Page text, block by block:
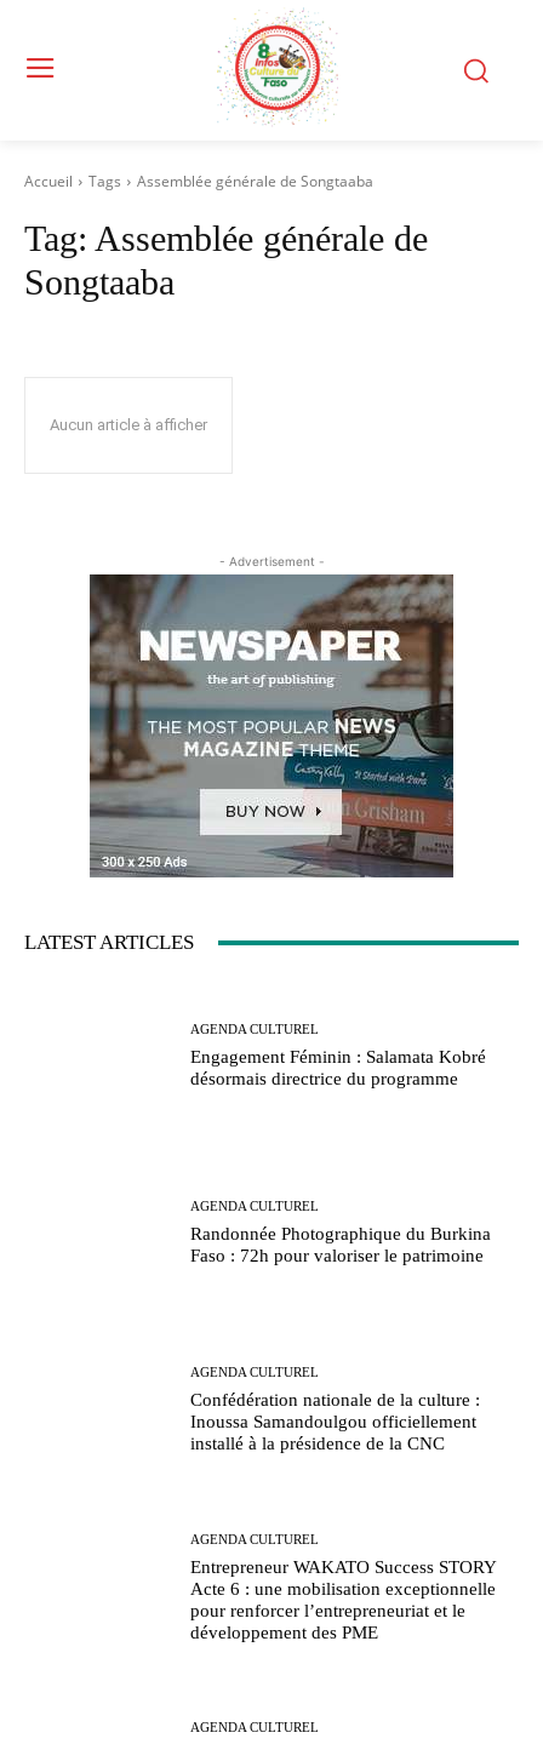
Accueil Tags Assemblée générale de Songtaaba
Tag: Assemblée générale de
Songtaaba
Aucun article à afficher
- Advertisement -
LATEST ARTICLES
AGENDA CULTUREL
Engagement Féminin : Salamata Kobré
désormais directrice du programme
AGENDA CULTUREL
Randonnée Photographique du Burkina
Faso : 72h pour valoriser le patrimoine
AGENDA CULTUREL
Confédération nationale de la culture :
Inoussa Samandoulgou officiellement
installé à la présidence de la CNC
AGENDA CULTUREL
Entrepreneur WAKATO Success STORY
Acte 6 : une mobilisation exceptionnelle
pour renforcer l’entrepreneuriat et le
développement des PME
AGENDA CULTUREL